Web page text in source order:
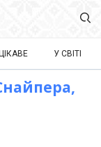
ЦІКАВЕ У СВІТІ